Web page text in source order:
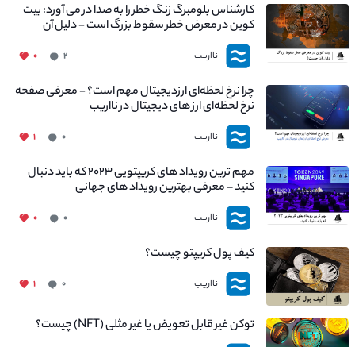
کارشناس بلومبرگ زنگ خطر را به صدا در می آورد: بیت
کوین در معرض خطر سقوط بزرگ است - دلیل آن
چیست؟
نااریب ۲ ۰
چرا نرخ لحظه‌ای ارزدیجیتال مهم است؟ - معرفی صفحه
نرخ لحظه‌ای ارز های دیجیتال در نااریب
نااریب ۰ ۱
مهم ترین رویداد های کریپتویی ۲۰۲۳ که باید دنبال
کنید – معرفی بهترین رویداد های جهانی
نااریب ۰ ۰
کیف پول کریپتو چیست؟
نااریب ۰ ۱
توکن غیر قابل تعویض یا غیر مثلی (NFT) چیست؟